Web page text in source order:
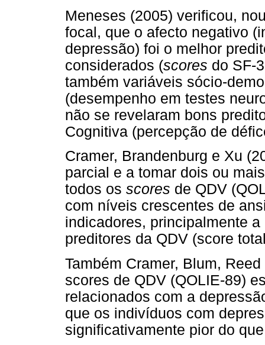
Meneses (2005) verificou,
focal, que o afecto negativo
depressão) foi o melhor
considerados (scores do SF-
também variáveis sócio-
(desempenho em testes
não se revelaram bons
Cognitiva (percepção de
Cramer, Brandenburg e Xu
parcial e a tomar dois ou
todos os scores de QDV
com níveis crescentes de
indicadores, principalmente
preditores da QDV (score
Também Cramer, Blum,
scores de QDV (QOLIE-89)
relacionados com a
que os indivíduos com
significativamente pior do